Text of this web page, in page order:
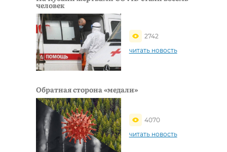
человек
2742
читать новость
Обратная сторона «медали»
4070
читать новость